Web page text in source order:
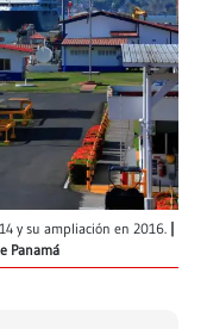
y su ampliación en 2016.
Panamá